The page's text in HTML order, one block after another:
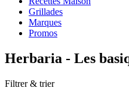
Grillades
Marques
Promos
Herbaria - Les
Filtrer & trier